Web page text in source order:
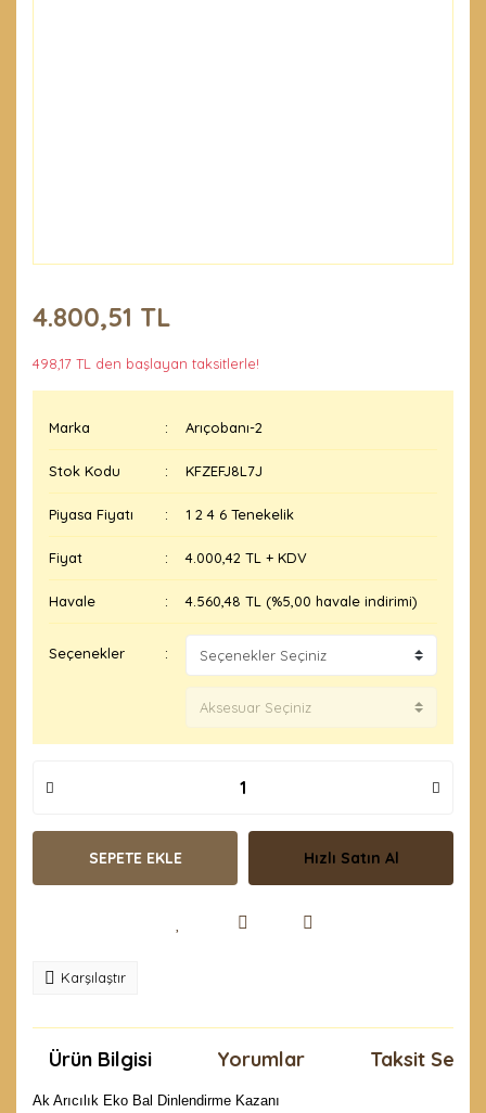
4.800,51 TL
498,17 TL den başlayan taksitlerle!
Marka Arıçobanı-2
Stok Kodu KFZEFJ8L7J
Piyasa Fiyatı 1 2 4 6 Tenekelik
Fiyat 4.000,42 TL + KDV
Havale 4.560,48 TL (%5,00 havale indirimi)
Seçenekler
SEPETE EKLE Hızlı Satın Al
Karşılaştır
Ürün Bilgisi Yorumlar Taksit
Ak Arıcılık Eko Bal Dinlendirme Kazanı